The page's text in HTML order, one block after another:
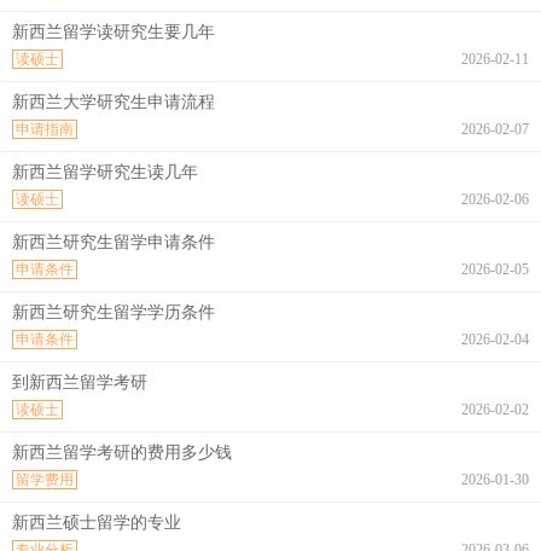
新西兰留学读研究生要几年
2026-02-11
读硕士
新西兰大学研究生申请流程
2026-02-07
申请指南
新西兰留学研究生读几年
2026-02-06
读硕士
新西兰研究生留学申请条件
2026-02-05
申请条件
新西兰研究生留学学历条件
2026-02-04
申请条件
到新西兰留学考研
2026-02-02
读硕士
新西兰留学考研的费用多少钱
2026-01-30
留学费用
新西兰硕士留学的专业